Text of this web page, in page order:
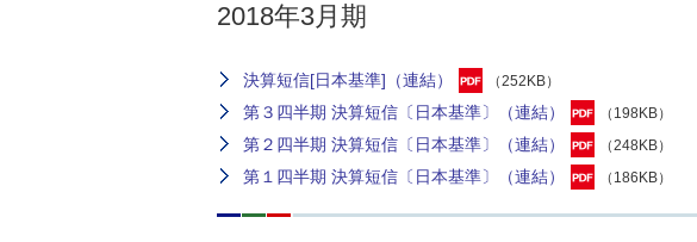
2018年3月期
決算短信[日本基準]（連結） （252KB）
第３四半期 決算短信〔日本基準〕（連結） （198KB）
第２四半期 決算短信〔日本基準〕（連結） （248KB）
第１四半期 決算短信〔日本基準〕（連結） （186KB）